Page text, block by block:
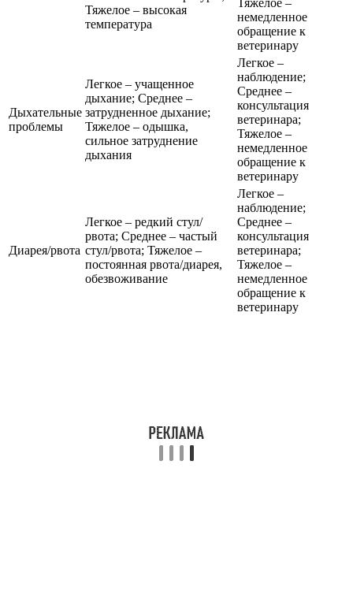
Тяжелое – высокая
температура
Тяжелое –
немедленное
обращение к
ветеринару
Дыхательные
проблемы
Легкое – учащенное
дыхание; Среднее –
затрудненное дыхание;
Тяжелое – одышка,
сильное затруднение
дыхания
Легкое –
наблюдение;
Среднее –
консультация
ветеринара;
Тяжелое –
немедленное
обращение к
ветеринару
Диарея/рвота
Легкое – редкий стул/
рвота; Среднее – частый
стул/рвота; Тяжелое –
постоянная рвота/диарея,
обезвоживание
Легкое –
наблюдение;
Среднее –
консультация
ветеринара;
Тяжелое –
немедленное
обращение к
ветеринару